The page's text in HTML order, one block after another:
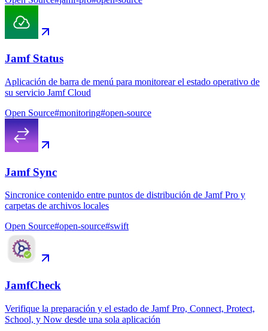
Jamf Status
Aplicación de barra de menú para monitorear el estado operativo de
su servicio Jamf Cloud
Open Source#monitoring#open-source
Jamf Sync
Sincronice contenido entre puntos de distribución de Jamf Pro y
carpetas de archivos locales
Open Source#open-source#swift
JamfCheck
Verifique la preparación y el estado de Jamf Pro, Connect, Protect,
School, y Now desde una sola aplicación